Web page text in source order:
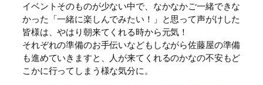
イベントそのものが少ない中で、なかなかご一緒できな
かった「一緒に楽しんでみたい！」と思って声がけした
皆様は、やはり朝来てくれる時から元気！
それぞれの準備のお手伝いなどもしながら佐藤屋の準備
も進めていきますと、人が来てくれるのかなの不安もど
こかに行ってしまう様な気分に。